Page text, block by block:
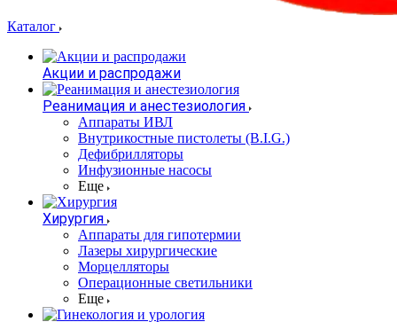
Каталог
Акции и распродажи
Реанимация и анестезиология
Аппараты ИВЛ
Внутрикостные пистолеты (B.I.G.)
Дефибрилляторы
Инфузионные насосы
Еще
Хирургия
Аппараты для гипотермии
Лазеры хирургические
Морцелляторы
Операционные светильники
Еще